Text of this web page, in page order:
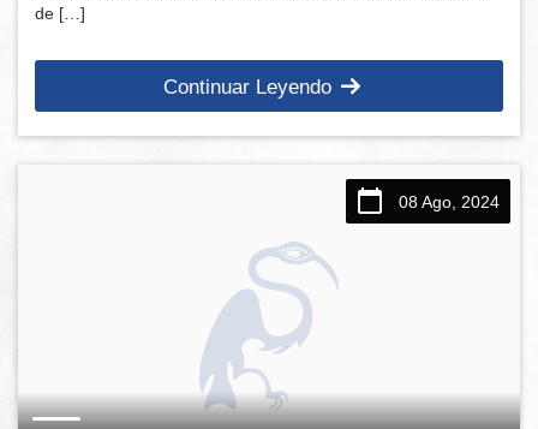
de […]
Continuar Leyendo
08 Ago, 2024